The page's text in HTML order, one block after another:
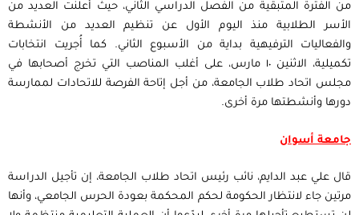
من الفترة المتبقية من الفصل الدراسي الثاني، حيث أعلنت العديد من
الأسر الطلابية منذ اليوم الأول عن تنظيم العديد من الأنشطة
والفعاليات الترفيهية بداية من الأسبوع الثاني. كما أُجريت انتخابات
تكميلية، الاثنين ١٠ مارس، على أغلب المناصب التي تخرج أصحابها في
مجلس اتحاد طلاب الجامعة، من أجل إتاحة الفرصة للاتحادات لممارسة
دورها وأنشطتها مرة أخرى.
جامعة أسوان
قال علي عبد الدايم، نائب رئيس اتحاد طلاب الجامعة، إن تأجيل الدراسة
مرتين جاء لانتظار الحكومة لحكم المحكمة بعودة الحرس الجامعي، وأنها